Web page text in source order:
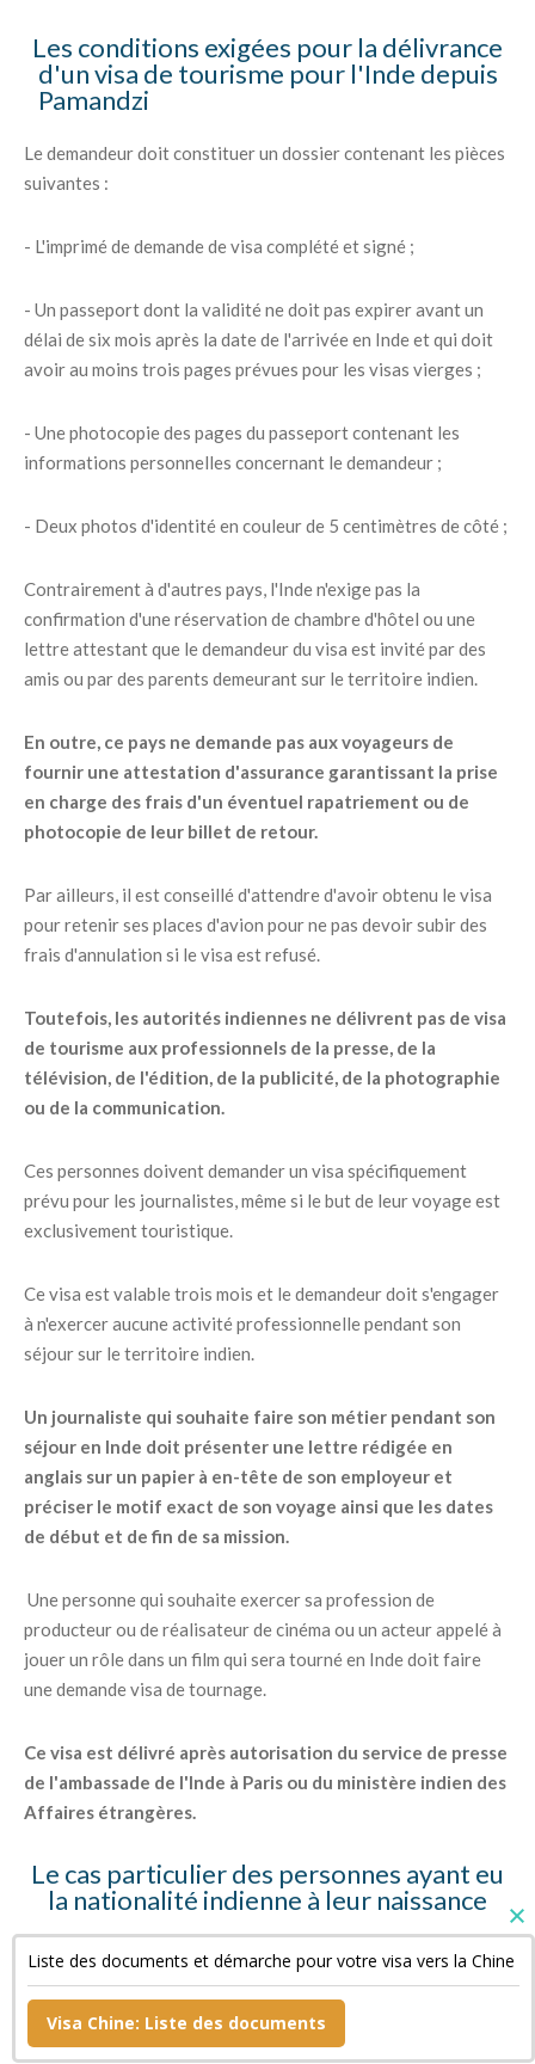
Les conditions exigées pour la délivrance
d'un visa de tourisme pour l'Inde depuis
Pamandzi
Le demandeur doit constituer un dossier contenant les pièces
suivantes :
- L'imprimé de demande de visa complété et signé ;
- Un passeport dont la validité ne doit pas expirer avant un
délai de six mois après la date de l'arrivée en Inde et qui doit
avoir au moins trois pages prévues pour les visas vierges ;
- Une photocopie des pages du passeport contenant les
informations personnelles concernant le demandeur ;
- Deux photos d'identité en couleur de 5 centimètres de côté ;
Contrairement à d'autres pays, l'Inde n'exige pas la
confirmation d'une réservation de chambre d'hôtel ou une
lettre attestant que le demandeur du visa est invité par des
amis ou par des parents demeurant sur le territoire indien.
En outre, ce pays ne demande pas aux voyageurs de
fournir une attestation d'assurance garantissant la prise
en charge des frais d'un éventuel rapatriement ou de
photocopie de leur billet de retour.
Par ailleurs, il est conseillé d'attendre d'avoir obtenu le visa
pour retenir ses places d'avion pour ne pas devoir subir des
frais d'annulation si le visa est refusé.
Toutefois, les autorités indiennes ne délivrent pas de visa
de tourisme aux professionnels de la presse, de la
télévision, de l'édition, de la publicité, de la photographie
ou de la communication.
Ces personnes doivent demander un visa spécifiquement
prévu pour les journalistes, même si le but de leur voyage est
exclusivement touristique.
Ce visa est valable trois mois et le demandeur doit s'engager
à n'exercer aucune activité professionnelle pendant son
séjour sur le territoire indien.
Un journaliste qui souhaite faire son métier pendant son
séjour en Inde doit présenter une lettre rédigée en
anglais sur un papier à en-tête de son employeur et
préciser le motif exact de son voyage ainsi que les dates
de début et de fin de sa mission.
Une personne qui souhaite exercer sa profession de
producteur ou de réalisateur de cinéma ou un acteur appelé à
jouer un rôle dans un film qui sera tourné en Inde doit faire
une demande visa de tournage.
Ce visa est délivré après autorisation du service de presse
de l'ambassade de l'Inde à Paris ou du ministère indien des
Affaires étrangères.
Le cas particulier des personnes ayant eu
la nationalité indienne à leur naissance
Ces personnes doivent fournir des copies de leur « Surrender
Certificate » et de leur passeport indien annulé ainsi qu'une
déclaration sur l'honneur.
Liste des documents et démarche pour votre visa vers la Chine
Visa Chine: Liste des documents